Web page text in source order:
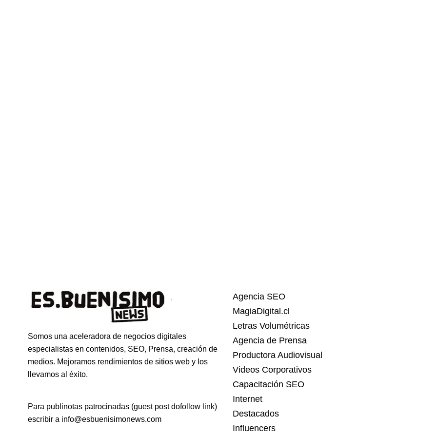
Somos una aceleradora de negocios digitales
especialistas en contenidos, SEO, Prensa, creación de
medios. Mejoramos rendimientos de sitios web y los
llevamos al éxito.
Para publinotas patrocinadas (guest post dofollow link)
escribir a info@esbuenisimonews.com
Agencia SEO
MagiaDigital.cl
Letras Volumétricas
Agencia de Prensa
Productora Audiovisual
Videos Corporativos
Capacitación SEO
Internet
Destacados
Influencers